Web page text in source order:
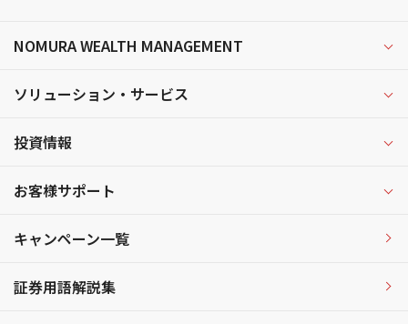
NOMURA WEALTH MANAGEMENT
ソリューション・サービス
投資情報
お客様サポート
キャンペーン一覧
証券用語解説集